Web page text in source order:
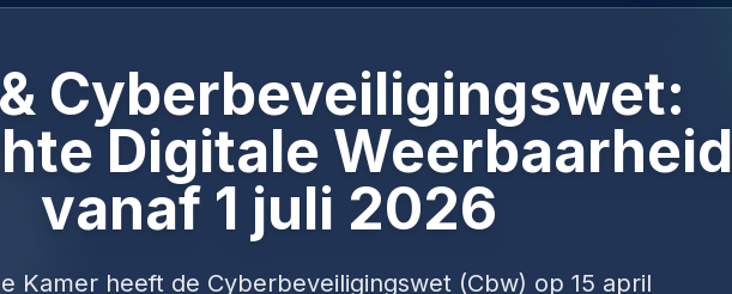
Cyberbeveiligingswet:
Digitale Weerbaarheid
vanaf 1 juli 2026
Kamer heeft de Cyberbeveiligingswet (Cbw) op 15 april